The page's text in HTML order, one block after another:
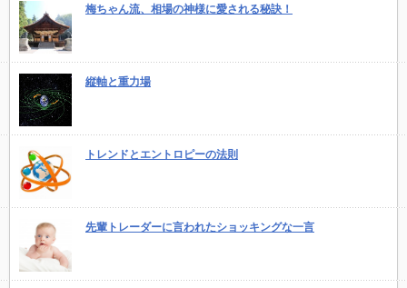
梅ちゃん流、相場の神様に愛される秘訣！
縦軸と重力場
トレンドとエントロピーの法則
先輩トレーダーに言われたショッキングな一言